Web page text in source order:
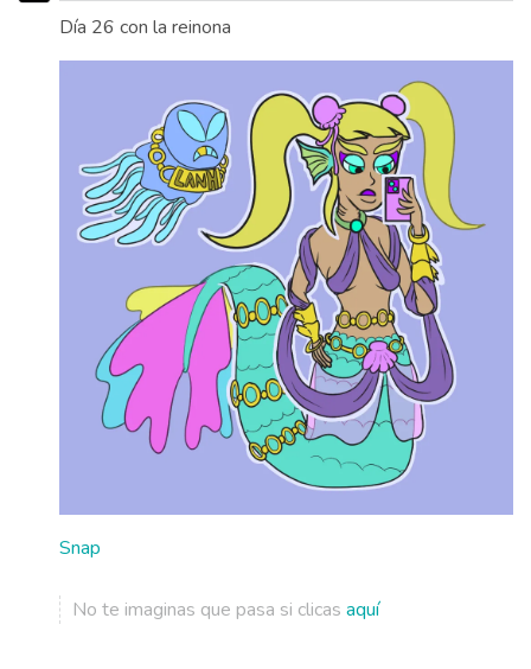
Día 26 con la reinona
Snap
No te imaginas que pasa si clicas aquí